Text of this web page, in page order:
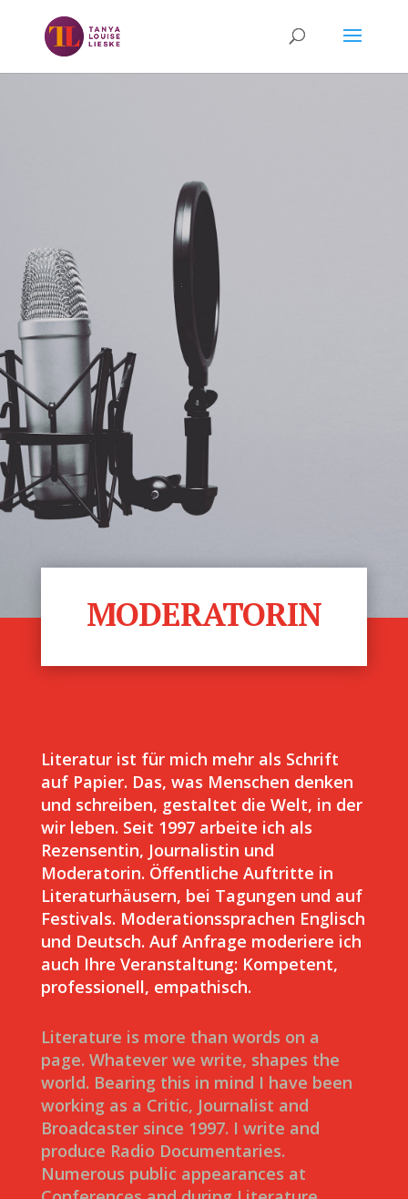
MODERATORIN
Literatur ist für mich mehr als Schrift
auf Papier. Das, was Menschen denken
und schreiben, gestaltet die Welt, in der
wir leben. Seit 1997 arbeite ich als
Rezensentin, Journalistin und
Moderatorin. Öffentliche Auftritte in
Literaturhäusern, bei Tagungen und auf
Festivals. Moderationssprachen Englisch
und Deutsch. Auf Anfrage moderiere ich
auch Ihre Veranstaltung: Kompetent,
professionell, empathisch.
Literature is more than words on a
page. Whatever we write, shapes the
world. Bearing this in mind I have been
working as a Critic, Journalist and
Broadcaster since 1997. I write and
produce Radio Documentaries.
Numerous public appearances at